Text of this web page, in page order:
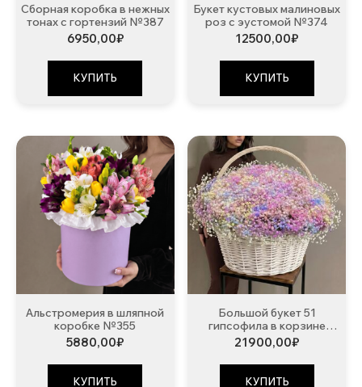
Сборная коробка в нежных
тонах с гортензий №387
6950,00₽
КУПИТЬ
Букет кустовых малиновых
роз с эустомой №374
12500,00₽
КУПИТЬ
Альстромерия в шляпной
коробке №355
5880,00₽
КУПИТЬ
Большой букет 51
гипсофила в корзине
№348
21900,00₽
КУПИТЬ